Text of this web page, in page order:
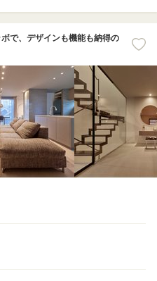
で、デザインも機能も納得の